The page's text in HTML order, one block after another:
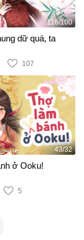
116/100
dữ quá, ta
107
43/32
ở Ooku!
5